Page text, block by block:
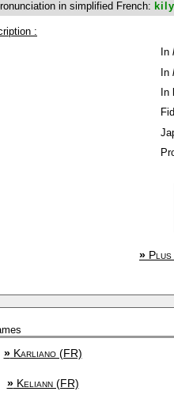
in simplified French:
:
In
In
In
» Plus
»Karliano (FR)
»Keliann (FR)